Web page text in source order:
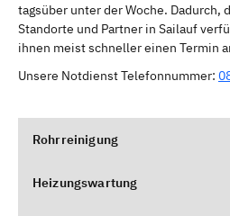
tagsüber unter der Woche. Dadurch,
Standorte und Partner in Sailauf
ihnen meist schneller einen Termin
Unsere Notdienst Telefonnummer:
Rohrreinigung
Heizungswartung